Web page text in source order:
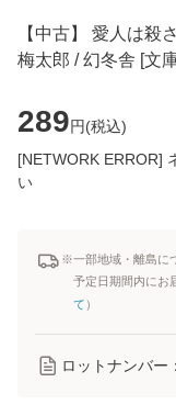
【中古】 愛人は殺
梅太郎 / 幻冬舎 [文
289円(税込)
[NETWORK ERROR]
い
※一部地域・離島に
予定日期間内にお
て ）
ロットナンバー：